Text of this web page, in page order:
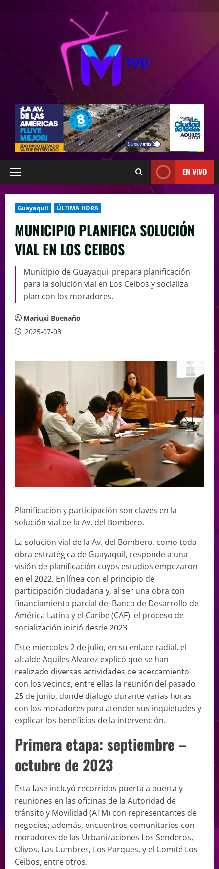
EN VIVO
Guayaquil ÚLTIMA HORA
MUNICIPIO PLANIFICA SOLUCIÓN
VIAL EN LOS CEIBOS
Municipio de Guayaquil prepara planificación
para la solución vial en Los Ceibos y socializa
plan con los moradores.
Mariuxi Buenaño
2025-07-03
Planificación y participación son claves en la
solución vial de la Av. del Bombero.
La solución vial de la Av. del Bombero, como toda
obra estratégica de Guayaquil, responde a una
visión de planificación cuyos estudios empezaron
en el 2022. En línea con el principio de
participación ciudadana y, al ser una obra con
financiamiento parcial del Banco de Desarrollo de
América Latina y el Caribe (CAF), el proceso de
socialización inició desde 2023.
Este miércoles 2 de julio, en su enlace radial, el
alcalde Aquiles Alvarez explicó que se han
realizado diversas actividades de acercamiento
con los vecinos, entre ellas la reunión del pasado
25 de junio, donde dialogó durante varias horas
con los moradores para atender sus inquietudes y
explicar los beneficios de la intervención.
Primera etapa: septiembre –
octubre de 2023
Esta fase incluyó recorridos puerta a puerta y
reuniones en las oficinas de la Autoridad de
tránsito y Movilidad (ATM) con representantes de
negocios; además, encuentros comunitarios con
moradores de las Urbanizaciones Los Senderos,
Olivos, Las Cumbres, Los Parques, y el Comité Los
Ceibos, entre otros.